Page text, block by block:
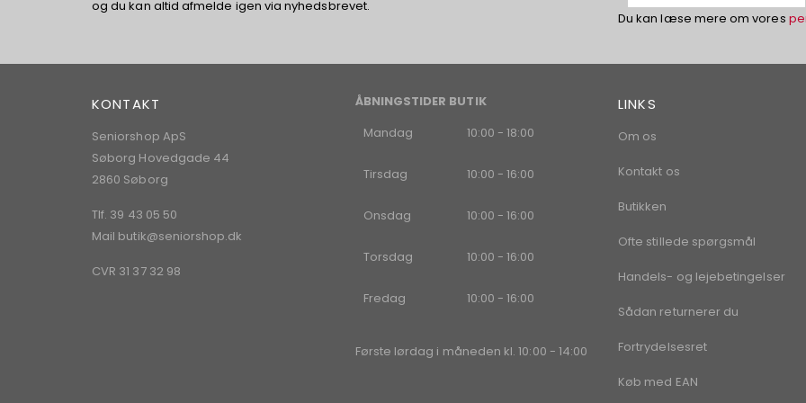
og du kan altid afmelde igen via nyhedsbrevet.
Du kan læse mere om vores
KONTAKT
Seniorshop ApS
Søborg Hovedgade 44
2860 Søborg
Tlf. 39 43 05 50
Mail butik@seniorshop.dk
CVR 31 37 32 98
ÅBNINGSTIDER BUTIK
Mandag
10:00 - 18:00
Tirsdag 10:00 - 16:00
Onsdag 10:00 - 16:00
Torsdag 10:00 - 16:00
Fredag 10:00 - 16:00
Første lørdag i måneden kl. 10:00 - 14:00
LINKS
Om os
Kontakt os
Butikken
Ofte stillede spørgsmål
Handels- og lejebetingelser
Sådan returnerer du
Fortrydelsesret
Køb med EAN